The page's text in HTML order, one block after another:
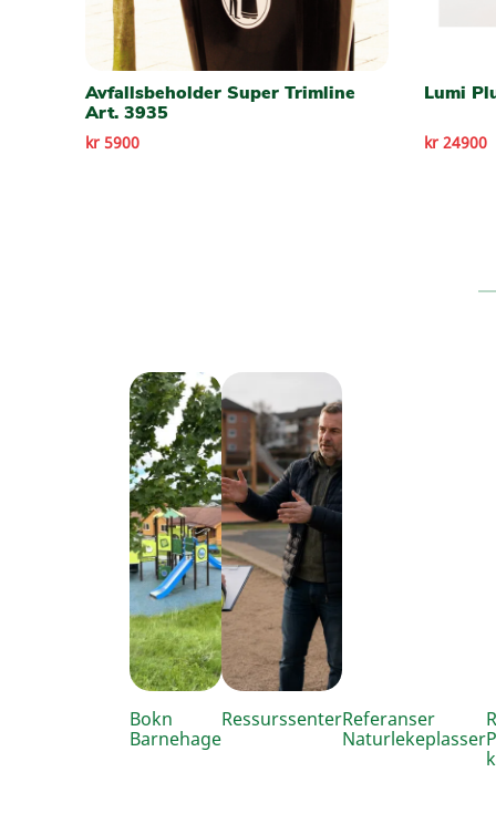
Avfallsbeholder Super Trimline
Art. 3935
kr 5900
Lumi
kr 24900
Bokn
Barnehage
RessurssenterReferanser
Naturlekeplasser